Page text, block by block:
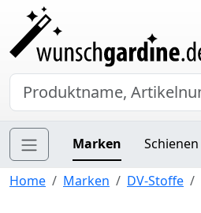
Marken Schienen
Home Marken DV-Stoffe